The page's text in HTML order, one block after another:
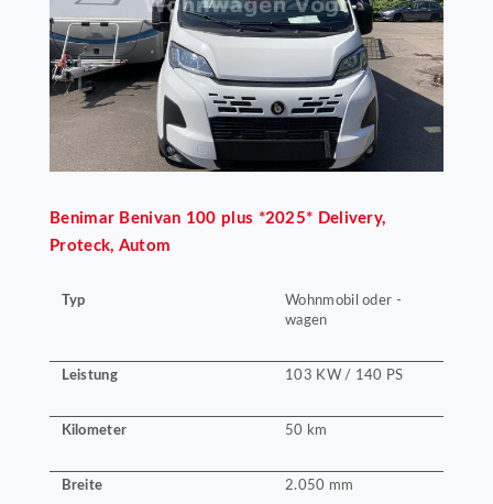
Benimar Benivan 100 plus *2025* Delivery,
Proteck, Autom
Typ
Wohnmobil oder -
wagen
Leistung 103 KW / 140 PS
Kilometer 50 km
Breite 2.050 mm